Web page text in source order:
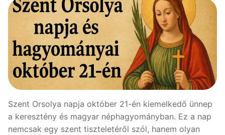
Szent Orsolya napja október 21-én kiemelkedő ünnep
a keresztény és magyar néphagyományban. Ez a nap
nemcsak egy szent tiszteletéről szól, hanem olyan